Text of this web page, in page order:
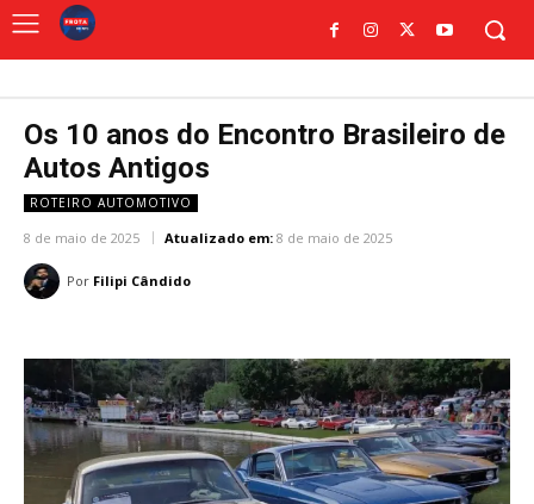
Os 10 anos do Encontro Brasileiro de
Autos Antigos
ROTEIRO AUTOMOTIVO
8 de maio de 2025 Atualizado em: 8 de maio de 2025
Por Filipi Cândido